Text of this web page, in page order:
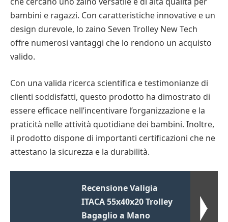
bambini e ragazzi. Con caratteristiche innovative e un
design durevole, lo zaino Seven Trolley New Tech
offre numerosi vantaggi che lo rendono un acquisto
valido.
Con una valida ricerca scientifica e testimonianze di
clienti soddisfatti, questo prodotto ha dimostrato di
essere efficace nell’incentivare l’organizzazione e la
praticità nelle attività quotidiane dei bambini. Inoltre,
il prodotto dispone di importanti certificazioni che ne
attestano la sicurezza e la durabilità.
Recensione Valigia
ITACA 55x40x20 Trolley
Bagaglio a Mano